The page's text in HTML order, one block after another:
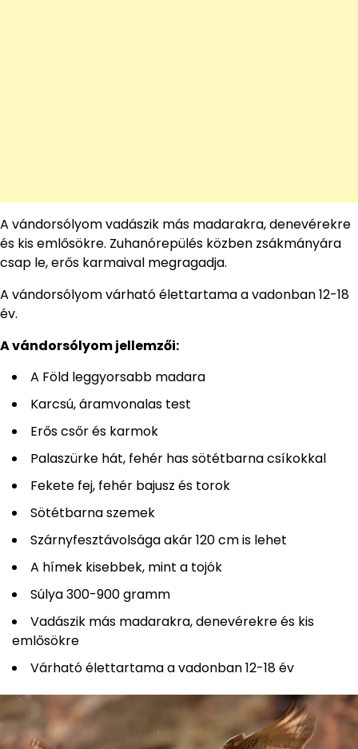
A vándorsólyom vadászik más madarakra, denevérekre
és kis emlősökre. Zuhanórepülés közben zsákmányára
csap le, erős karmaival megragadja.
A vándorsólyom várható élettartama a vadonban 12-18
év.
A vándorsólyom jellemzői:
A Föld leggyorsabb madara
Karcsú, áramvonalas test
Erős csőr és karmok
Palaszürke hát, fehér has sötétbarna csíkokkal
Fekete fej, fehér bajusz és torok
Sötétbarna szemek
Szárnyfesztávolsága akár 120 cm is lehet
A hímek kisebbek, mint a tojók
Súlya 300-900 gramm
Vadászik más madarakra, denevérekre és kis
emlősökre
Várható élettartama a vadonban 12-18 év